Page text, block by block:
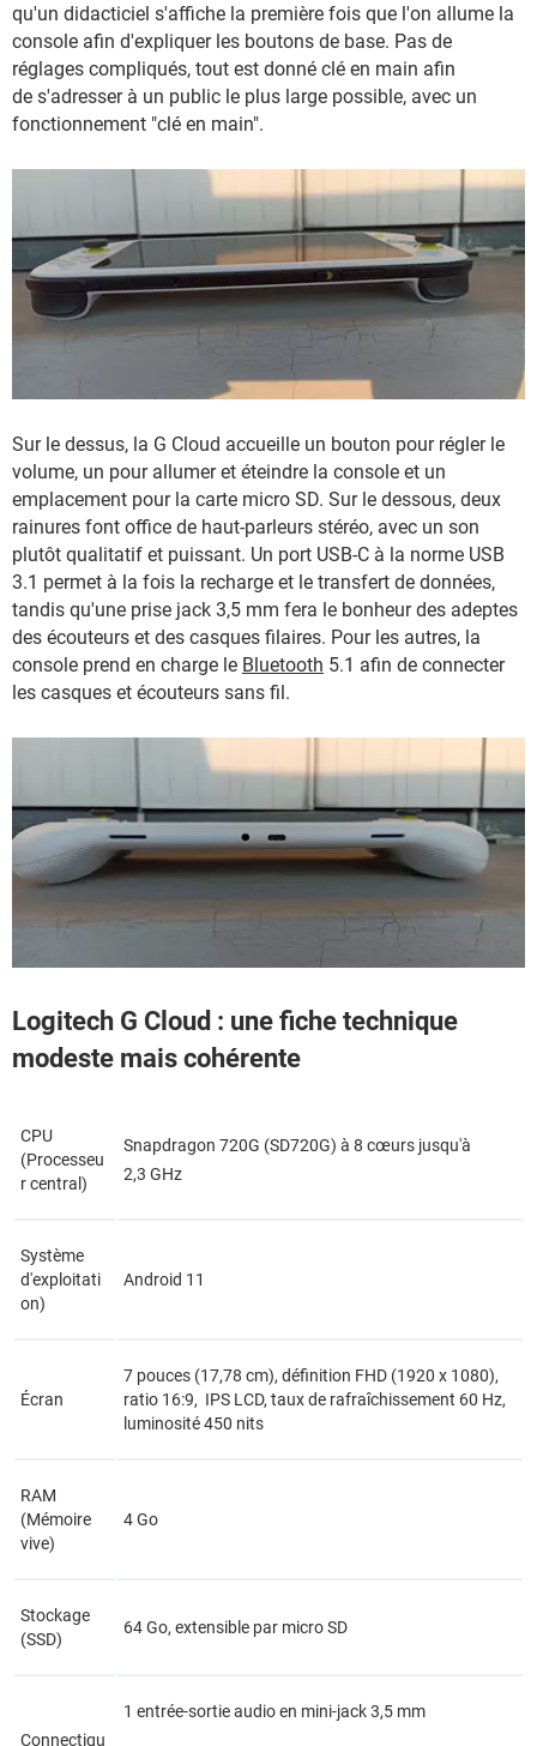
qu'un didacticiel s'affiche la première fois que l'on allume la
console afin d'expliquer les boutons de base. Pas de
réglages compliqués, tout est donné clé en main afin
de s'adresser à un public le plus large possible, avec un
fonctionnement "clé en main".
Sur le dessus, la G Cloud accueille un bouton pour régler le
volume, un pour allumer et éteindre la console et un
emplacement pour la carte micro SD. Sur le dessous, deux
rainures font office de haut-parleurs stéréo, avec un son
plutôt qualitatif et puissant. Un port USB-C à la norme USB
3.1 permet à la fois la recharge et le transfert de données,
tandis qu'une prise jack 3,5 mm fera le bonheur des adeptes
des écouteurs et des casques filaires. Pour les autres, la
console prend en charge le Bluetooth 5.1 afin de connecter
les casques et écouteurs sans fil.
Logitech G Cloud : une fiche technique
modeste mais cohérente
CPU
(Processeu
r central)
Snapdragon 720G (SD720G) à 8 cœurs jusqu'à
2,3 GHz
Système
d'exploitati
on)
Android 11
Écran
7 pouces (17,78 cm), définition FHD (1920 x 1080),
ratio 16:9, IPS LCD, taux de rafraîchissement 60 Hz,
luminosité 450 nits
RAM
(Mémoire
vive)
4 Go
Stockage
(SSD)
64 Go, extensible par micro SD
Connectiqu
1 entrée-sortie audio en mini-jack 3,5 mm